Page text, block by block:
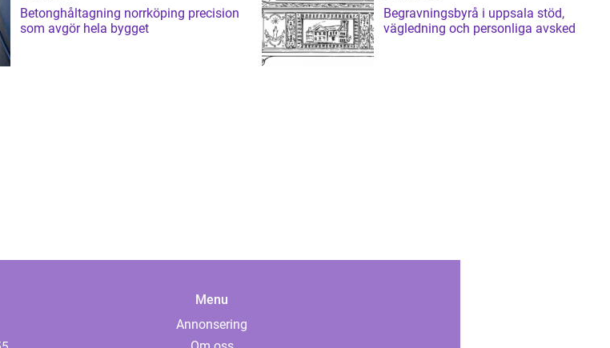
Betonghåltagning norrköping precision
som avgör hela bygget
Begravningsbyrå i uppsala stöd,
vägledning och personliga avsked
Menu
Annonsering